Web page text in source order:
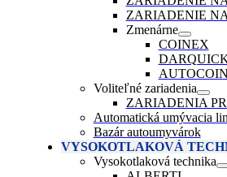
ZARIADENIE
Zmenárne
COINEX
Voliteľné zariadenia
ZARIADENIA
Automatická umývacia
Bazár autoumyvárok
VYSOKOTLAKOVÁ
Vysokotlaková technika